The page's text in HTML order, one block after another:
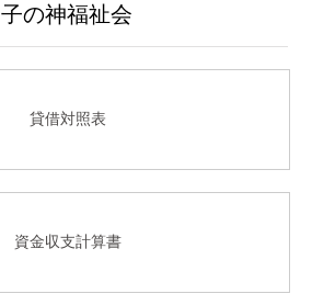
子の神福祉会
貸借対照表
資金収支計算書